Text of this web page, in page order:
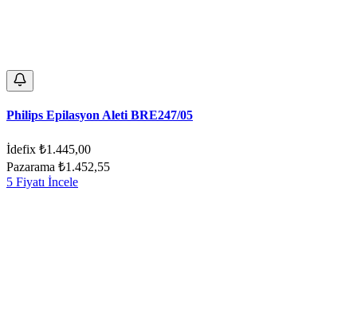
Philips Epilasyon Aleti BRE247/05
İdefix ₺1.445,00
Pazarama ₺1.452,55
5 Fiyatı İncele